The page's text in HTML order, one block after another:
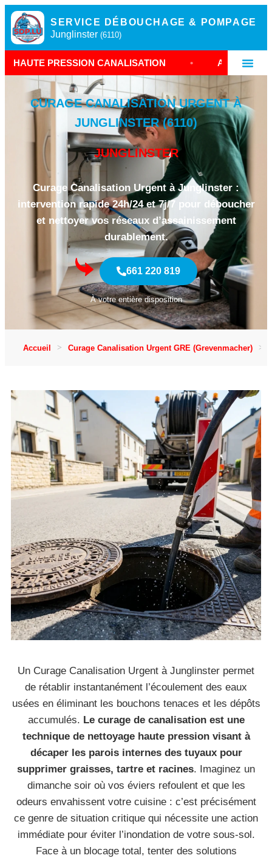
SERVICE DÉBOUCHAGE & POMPAGE
Junglinster (6110)
CANALISATION • ASSAINISSEMENT
CURAGE CANALISATION URGENT À
JUNGLINSTER (6110)
JUNGLINSTER
Curage Canalisation Urgent à Junglinster :
intervention rapide 24h/24 et 7j/7 pour déboucher
et nettoyer vos réseaux d’assainissement
durablement.
661 220 819
À votre entière disposition
Accueil Curage Canalisation Urgent GRE (Grevenmacher)
Un Curage Canalisation Urgent à Junglinster permet
de rétablir instantanément l’écoulement des eaux
usées en éliminant les bouchons tenaces et les dépôts
accumulés. Le curage de canalisation est une
technique de nettoyage haute pression visant à
décaper les parois internes des tuyaux pour
supprimer graisses, tartre et racines. Imaginez un
dimanche soir où vos éviers refoulent et que les
odeurs envahissent votre cuisine : c’est précisément
ce genre de situation critique qui nécessite une action
immédiate pour éviter l’inondation de votre sous-sol.
Face à un blocage total, tenter des solutions